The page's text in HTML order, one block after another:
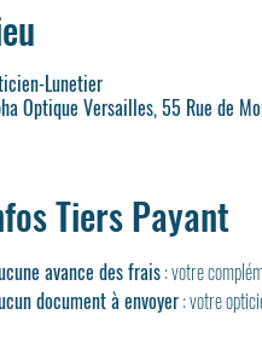
Lunetier
Optique Versailles, 55 Rue de
Tiers Payant
avance des frais : votre
document à envoyer : votre